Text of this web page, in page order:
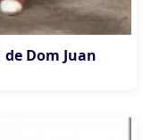
de Dom Juan